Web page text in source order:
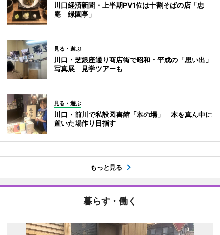
川口経済新聞・上半期PV1位は十割そばの店「忠
庵 緑園亭」
見る・遊ぶ
川口・芝銀座通り商店街で昭和・平成の「思い出」
写真展 見学ツアーも
見る・遊ぶ
川口・前川で私設図書館「本の場」 本を真ん中に
置いた場作り目指す
もっと見る
暮らす・働く